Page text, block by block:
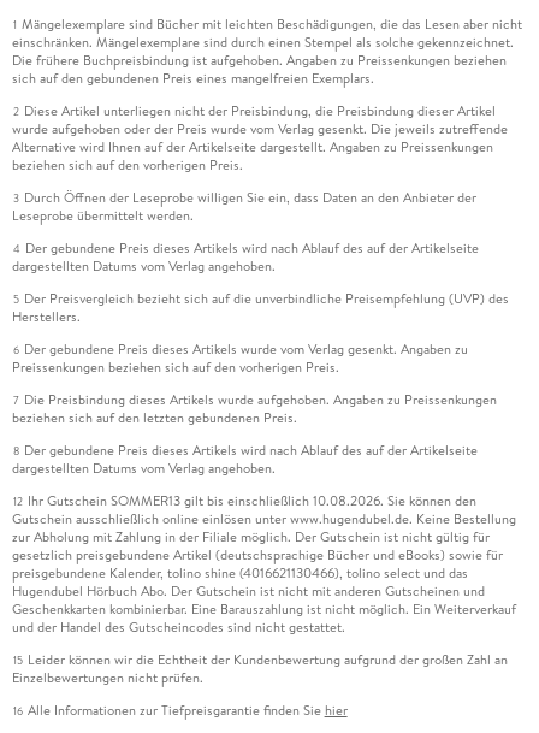
1 Mängelexemplare sind Bücher mit leichten Beschädigungen, die das Lesen aber nicht
einschränken. Mängelexemplare sind durch einen Stempel als solche gekennzeichnet.
Die frühere Buchpreisbindung ist aufgehoben. Angaben zu Preissenkungen beziehen
sich auf den gebundenen Preis eines mangelfreien Exemplars.
2 Diese Artikel unterliegen nicht der Preisbindung, die Preisbindung dieser Artikel
wurde aufgehoben oder der Preis wurde vom Verlag gesenkt. Die jeweils zutreffende
Alternative wird Ihnen auf der Artikelseite dargestellt. Angaben zu Preissenkungen
beziehen sich auf den vorherigen Preis.
3 Durch Öffnen der Leseprobe willigen Sie ein, dass Daten an den Anbieter der
Leseprobe übermittelt werden.
4 Der gebundene Preis dieses Artikels wird nach Ablauf des auf der Artikelseite
dargestellten Datums vom Verlag angehoben.
5 Der Preisvergleich bezieht sich auf die unverbindliche Preisempfehlung (UVP) des
Herstellers.
6 Der gebundene Preis dieses Artikels wurde vom Verlag gesenkt. Angaben zu
Preissenkungen beziehen sich auf den vorherigen Preis.
7 Die Preisbindung dieses Artikels wurde aufgehoben. Angaben zu Preissenkungen
beziehen sich auf den letzten gebundenen Preis.
8 Der gebundene Preis dieses Artikels wird nach Ablauf des auf der Artikelseite
dargestellten Datums vom Verlag angehoben.
12 Ihr Gutschein SOMMER13 gilt bis einschließlich 10.08.2026. Sie können den
Gutschein ausschließlich online einlösen unter www.hugendubel.de. Keine Bestellung
zur Abholung mit Zahlung in der Filiale möglich. Der Gutschein ist nicht gültig für
gesetzlich preisgebundene Artikel (deutschsprachige Bücher und eBooks) sowie für
preisgebundene Kalender, tolino shine (4016621130466), tolino select und das
Hugendubel Hörbuch Abo. Der Gutschein ist nicht mit anderen Gutscheinen und
Geschenkkarten kombinierbar. Eine Barauszahlung ist nicht möglich. Ein Weiterverkauf
und der Handel des Gutscheincodes sind nicht gestattet.
15 Leider können wir die Echtheit der Kundenbewertung aufgrund der großen Zahl an
Einzelbewertungen nicht prüfen.
16 Alle Informationen zur Tiefpreisgarantie finden Sie hier